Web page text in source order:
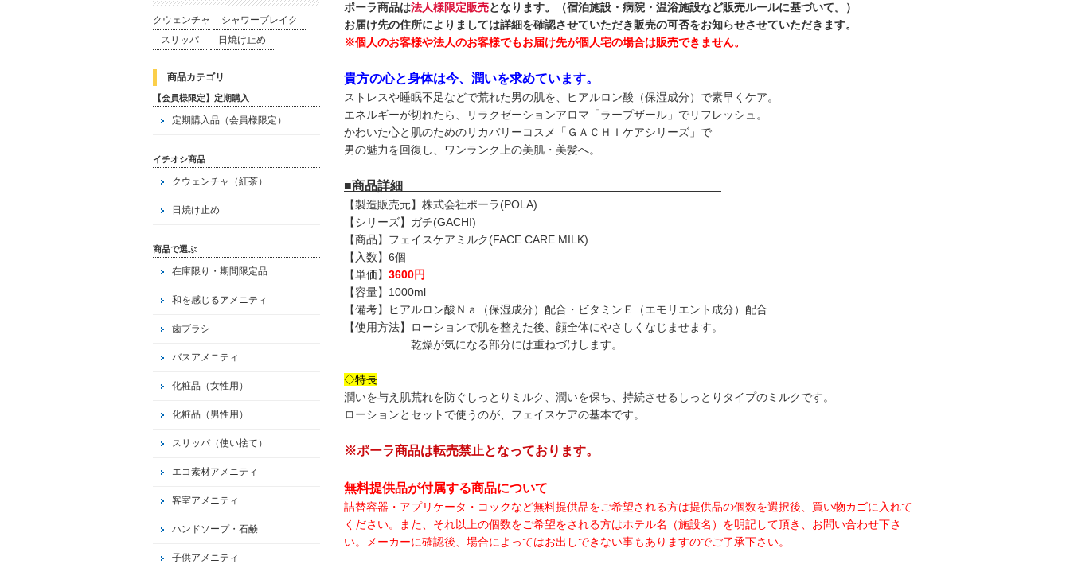
ポーラ商品は法人様限定販売となります。（宿泊施設・病院・温浴施設など販売ルールに基づいて。）
お届け先の住所によりましては詳細を確認させていただき販売の可否をお知らせさせていただきます。
※個人のお客様や法人のお客様でもお届け先が個人宅の場合は販売できません。
貴方の心と身体は今、潤いを求めています。
ストレスや睡眠不足などで荒れた男の肌を、ヒアルロン酸（保湿成分）で素早くケア。
エネルギーが切れたら、リラクゼーションアロマ「ラープザール」でリフレッシュ。
かわいた心と肌のためのリカバリーコスメ「ＧＡＣＨＩケアシリーズ」で
男の魅力を回復し、ワンランク上の美肌・美髪へ。
■商品詳細
【製造販売元】株式会社ポーラ(POLA)
【シリーズ】ガチ(GACHI)
【商品】フェイスケアミルク(FACE CARE MILK)
【入数】6個
【単価】 3600円
【容量】1000ml
【備考】ヒアルロン酸Ｎａ（保湿成分）配合・ビタミンＥ（エモリエント成分）配合
【使用方法】ローションで肌を整えた後、顔全体にやさしくなじませます。
乾燥が気になる部分には重ねづけします。
◇特長
潤いを与え肌荒れを防ぐしっとりミルク、潤いを保ち、持続させるしっとりタイプのミルクです。
ローションとセットで使うのが、フェイスケアの基本です。
※ポーラ商品は転売禁止となっております。
無料提供品が付属する商品について
詰替容器・アプリケータ・コックなど無料提供品をご希望される方は提供品の個数を選択後、買い物カゴに入れて
ください。また、それ以上の個数をご希望をされる方はホテル名（施設名）を明記して頂き、お問い合わせ下さ
い。メーカーに確認後、場合によってはお出しできない事もありますのでご了承下さい。
クウェンチャ
シャワーブレイク
スリッパ
日焼け止め
商品カテゴリ
【会員様限定】定期購入
定期購入品（会員様限定）
イチオシ商品
クウェンチャ（紅茶）
日焼け止め
商品で選ぶ
在庫限り・期間限定品
和を感じるアメニティ
歯ブラシ
バスアメニティ
化粧品（女性用）
化粧品（男性用）
スリッパ（使い捨て）
エコ素材アメニティ
客室アメニティ
ハンドソープ・石鹸
子供アメニティ